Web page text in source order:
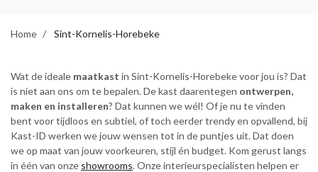
Home Sint-Kornelis-Horebeke
Wat de ideale maatkast in Sint-Kornelis-Horebeke voor jou is? Dat
is niet aan ons om te bepalen. De kast daarentegen ontwerpen,
maken en installeren? Dat kunnen we wél! Of je nu te vinden
bent voor tijdloos en subtiel, of toch eerder trendy en opvallend, bij
Kast-ID werken we jouw wensen tot in de puntjes uit. Dat doen
we op maat van jouw voorkeuren, stijl én budget. Kom gerust langs
in één van onze showrooms. Onze interieurspecialisten helpen er